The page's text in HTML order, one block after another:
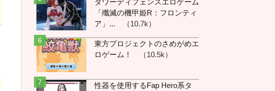
アリア :安心するらしい
わら猫 :それ強すぎか
アリア :ハグすると心の７
６％
こ :
こ :こさん！こんばんは！
す :荒らし！ばい！
タワーディフェンスエロゲーム
「殲滅の機甲姫R：フロンティ
ア」... （10.7k）
東方プロジェクトのさめがめエ
ロゲーム！
（10.5k）
性器を使用するFap Hero系タ